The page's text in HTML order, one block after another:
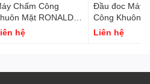
Chấm Công
Mặt RONALD
AI-08T ( Đo
Thân Nhiệt )
hệ
Đầu đoc Máy
Công Khuôn
Liên hệ